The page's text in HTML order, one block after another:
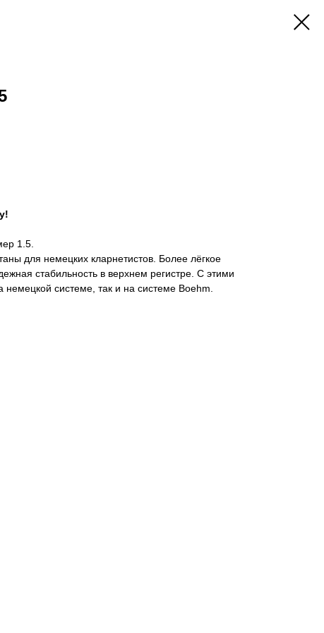
1.5.
для немецких кларнетистов. Более лёгкое
стабильность в верхнем регистре. С этими
немецкой системе, так и на системе Boehm.